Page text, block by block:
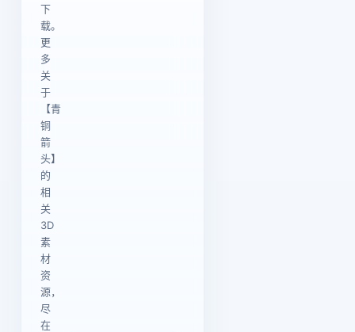
下
载。
更
多
关
于
【青
铜
箭
头】
的
相
关
3D
素
材
资
源，
尽
在